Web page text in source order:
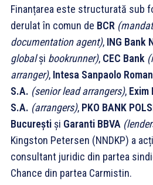
Finanțarea este structurată sub
derulat în comun de BCR
documentation agent), ING Bank
globalși bookrunner), CEC Bank
arranger), Intesa Sanpaolo
S.A. (senior lead arrangers), Exim
S.A. (arrangers), PKO BANK
București și Garanti BBVA
Kingston Petersen (NNDKP) a
consultant juridic din partea
Chance din partea Carmistin.